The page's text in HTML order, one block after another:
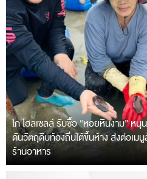
โก โฮลเซลล์ รับซื้อ “หอยหินงาม” ห
ดันวัตถุดิบท้องถิ่นใต้ขึ้นห้าง ส่งต่อเม
ร้านอาหาร